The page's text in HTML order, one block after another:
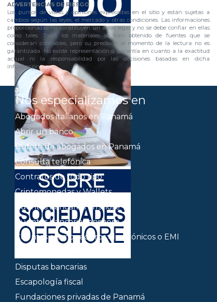
ADVERTENCIAS DE RIESGO
Los puntos de vistas y opiniones expresadas en el sitio y están sujetas a
cambios según las leyes, el mercado y otras condiciones. Las informaciones
proporcionadas no constituyen un aviso legal y no se debe confiar en ellas
como tales. Todos los materiales se han obtenido de fuentes que se
consideran confiables, pero su precisión al momento de la lectura no es
garantizada. No existe representación o garantía en cuanto a la exactitud
actual ni la responsabilidad por las decisiones basadas en dicha
información.
Nos especializamos en
Abogados italianos en Panamá
Abrir un banco
Bufete de abogados en Panamá
Consulta telefónica
Contratos de todo tipo
Criptomonedas y Wallets
Cuentas bancarias offshore
Cuentas bancarias onshore
Cuentas en monederos electrónicos o EMI
Disputas bancarias
Escapología fiscal
Fundaciones privadas de Panamá